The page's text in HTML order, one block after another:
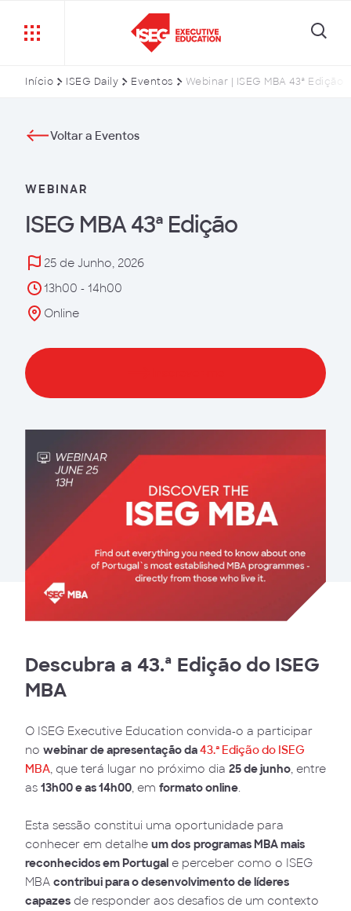
Início ISEG Daily Eventos Webinar | ISEG MBA 43ª Edição
Voltar a Eventos
WEBINAR
ISEG MBA 43ª Edição
25 de Junho, 2026
13h00 - 14h00
Online
Descubra a 43.ª Edição do ISEG
MBA
O ISEG Executive Education convida-o a participar
no webinar de apresentação da43.ª Edição do ISEG
MBA, que terá lugar no próximo dia 25 de junho, entre
as 13h00 e as 14h00, em formato online.
Esta sessão constitui uma oportunidade para
conhecer em detalhe um dos programas MBA mais
reconhecidos em Portugal e perceber como o ISEG
MBA contribui para o desenvolvimento de líderes
capazes de responder aos desafios de um contexto